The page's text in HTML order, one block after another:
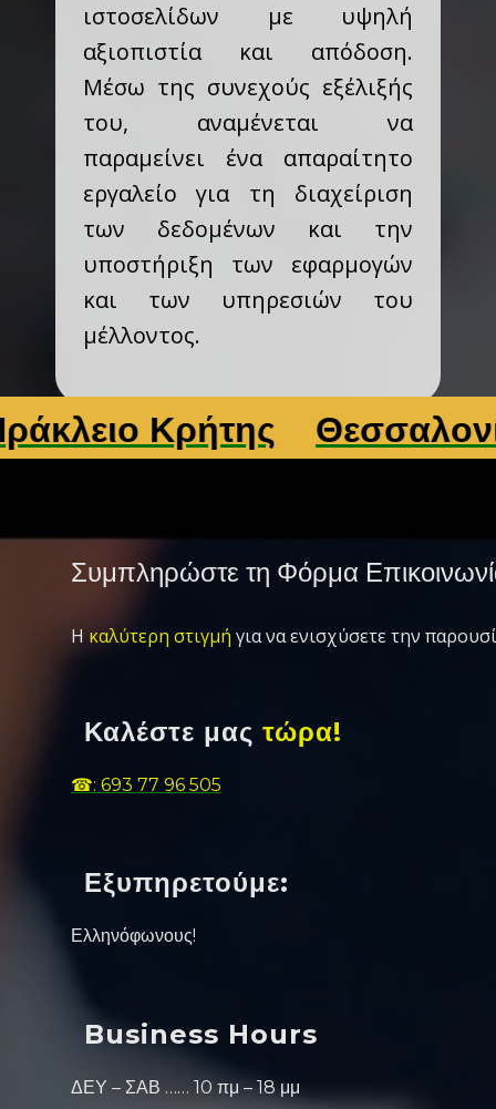
ιστοσελίδων με υψηλή
αξιοπιστία και απόδοση.
Μέσω της συνεχούς εξέλιξής
του, αναμένεται να
παραμείνει ένα απαραίτητο
εργαλείο για τη διαχείριση
των δεδομένων και την
υποστήριξη των εφαρμογών
και των υπηρεσιών του
μέλλοντος.
Κρήτης Θεσσαλονίκη
Συμπληρώστε τη Φόρμα
Η καλύτερη στιγμή για να ενισχύσετε την
Καλέστε μας τώρα!
☎: 693 77 96 505
Εξυπηρετούμε:
Ελληνόφωνους!
Business Hours
ΔΕΥ – ΣΑΒ …… 10 πμ – 18 μμ